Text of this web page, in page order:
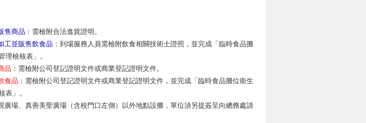
售商品 ：需檢附合法進貨證明。
工並販售飲食品 ：到場服務人員需檢附飲食相關技術士證照，並完成「臨時食品攤
理檢核表」。
品 ：需檢附公司登記證明文件或商業登記證明文件。
食品 ：需檢附公司登記證明文件或商業登記證明文件，並完成「臨時食品攤位衛生
表」。
廣場、真善美聖廣場（含校門口左側）以外地點設攤，單位須另提簽呈向總務處請